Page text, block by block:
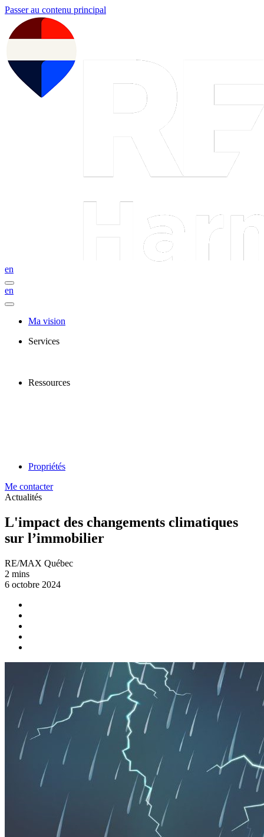
Passer au contenu principal
en
en
Ma vision
Services
Ressources
Propriétés
Me contacter
Actualités
L'impact des changements climatiques
sur l’immobilier
RE/MAX Québec
2 mins
6 octobre 2024